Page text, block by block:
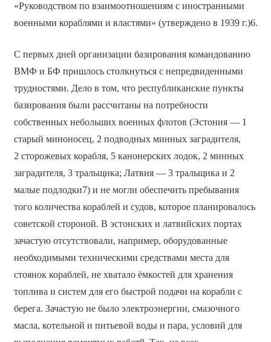
«Руководством по взаимоотношениям с иностранными
военными кораблями и властями» (утверждено в 1939 г.)6.
С первых дней организации базирования командованию
ВМФ и БФ пришлось столкнуться с непредвиденными
трудностями. Дело в том, что республиканские пункты
базирования были рассчитаны на потребности
собственных небольших военных флотов (Эстония — 1
старый миноносец, 2 подводных минных заградителя,
2 сторожевых корабля, 5 канонерских лодок, 2 минных
заградителя, 3 тральщика; Латвия — 3 тральщика и 2
малые подлодки7) и не могли обеспечить пребывания
того количества кораблей и судов, которое планировалось
советской стороной. В эстонских и латвийских портах
зачастую отсутствовали, например, оборудованные
необходимыми техническими средствами места для
стоянок кораблей, не хватало ёмкостей для хранения
топлива и систем для его быстрой подачи на корабли с
берега. Зачастую не было электроэнергии, смазочного
масла, котельной и питьевой воды и пара, условий для